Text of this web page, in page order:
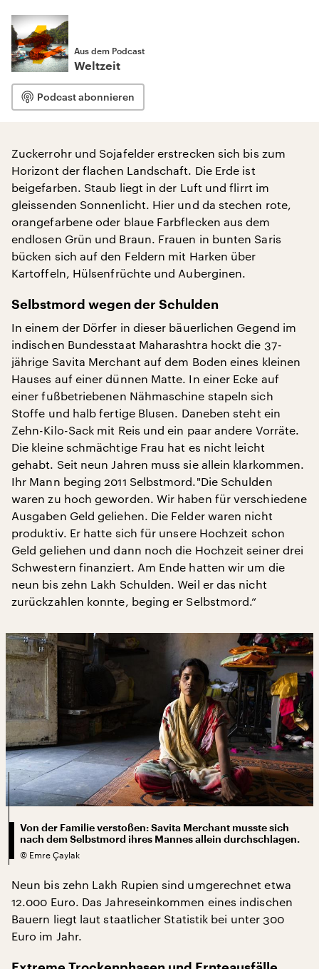
Aus dem Podcast
Weltzeit
Podcast abonnieren
Zuckerrohr und Sojafelder erstrecken sich bis zum
Horizont der flachen Landschaft. Die Erde ist
beigefarben. Staub liegt in der Luft und flirrt im
gleissenden Sonnenlicht. Hier und da stechen rote,
orangefarbene oder blaue Farbflecken aus dem
endlosen Grün und Braun. Frauen in bunten Saris
bücken sich auf den Feldern mit Harken über
Kartoffeln, Hülsenfrüchte und Auberginen.
Selbstmord wegen der Schulden
In einem der Dörfer in dieser bäuerlichen Gegend im
indischen Bundesstaat Maharashtra hockt die 37-
jährige Savita Merchant auf dem Boden eines kleinen
Hauses auf einer dünnen Matte. In einer Ecke auf
einer fußbetriebenen Nähmaschine stapeln sich
Stoffe und halb fertige Blusen. Daneben steht ein
Zehn-Kilo-Sack mit Reis und ein paar andere Vorräte.
Die kleine schmächtige Frau hat es nicht leicht
gehabt. Seit neun Jahren muss sie allein klarkommen.
Ihr Mann beging 2011 Selbstmord."Die Schulden
waren zu hoch geworden. Wir haben für verschiedene
Ausgaben Geld geliehen. Die Felder waren nicht
produktiv. Er hatte sich für unsere Hochzeit schon
Geld geliehen und dann noch die Hochzeit seiner drei
Schwestern finanziert. Am Ende hatten wir um die
neun bis zehn Lakh Schulden. Weil er das nicht
zurückzahlen konnte, beging er Selbstmord.“
Von der Familie verstoßen: Savita Merchant musste sich
nach dem Selbstmord ihres Mannes allein durchschlagen.
© Emre Çaylak
Neun bis zehn Lakh Rupien sind umgerechnet etwa
12.000 Euro. Das Jahreseinkommen eines indischen
Bauern liegt laut staatlicher Statistik bei unter 300
Euro im Jahr.